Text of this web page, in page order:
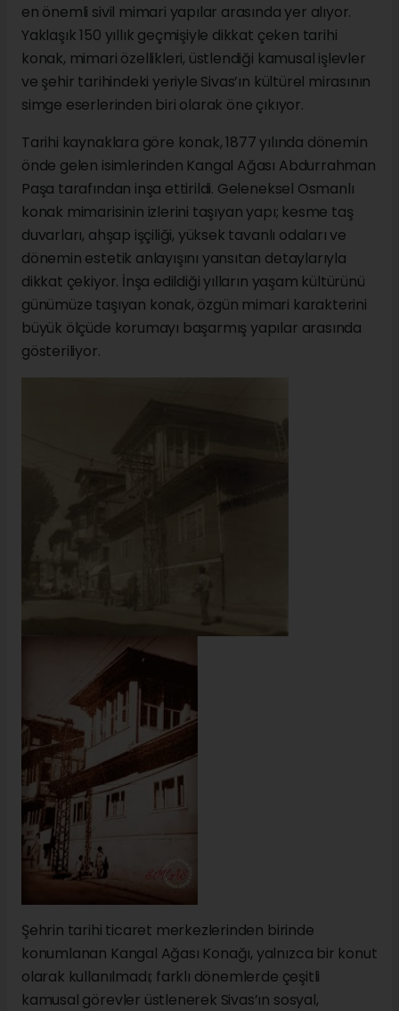
en önemli sivil mimari yapılar arasında yer alıyor.
Yaklaşık 150 yıllık geçmişiyle dikkat çeken tarihi
konak, mimari özellikleri, üstlendiği kamusal işlevler
ve şehir tarihindeki yeriyle Sivas’ın kültürel mirasının
simge eserlerinden biri olarak öne çıkıyor.
Tarihi kaynaklara göre konak, 1877 yılında dönemin
önde gelen isimlerinden Kangal Ağası Abdurrahman
Paşa tarafından inşa ettirildi. Geleneksel Osmanlı
konak mimarisinin izlerini taşıyan yapı; kesme taş
duvarları, ahşap işçiliği, yüksek tavanlı odaları ve
dönemin estetik anlayışını yansıtan detaylarıyla
dikkat çekiyor. İnşa edildiği yılların yaşam kültürünü
günümüze taşıyan konak, özgün mimari karakterini
büyük ölçüde korumayı başarmış yapılar arasında
gösteriliyor.
Şehrin tarihi ticaret merkezlerinden birinde
konumlanan Kangal Ağası Konağı, yalnızca bir konut
olarak kullanılmadı; farklı dönemlerde çeşitli
kamusal görevler üstlenerek Sivas’ın sosyal,